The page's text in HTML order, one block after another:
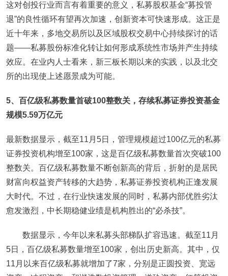
这对创投行业而言有着重要的意义，私募股权基金“募投管
退”的良性循环有望再次加速，创新资本可快速形成。这正是
近十年来，多地交易所以及区域股权交易中心持续探讨的话
题——私募股份标准化转让如何形成系统性市场并产生持续
效应。在业内人士看来，新三板长期以来的实践，以及北交
所的出现使上述愿景成为可能。
5、百亿级私募数量首破100整数关，存续私募证券投资基金
规模5.59万亿元
最新数据显示，截至11月5日，管理规模超过100亿元的私募
证券投资机构增至100家，这是百亿级私募数量首次突破100
整数关。百亿级私募数量不断创新高的背后，折射的是居民
财富向权益资产转移的大趋势，私募证券投资机构正逢发展
大时代。不过，在行业快速发展的同时，私募内部优胜劣汰
愈发激烈，中长期稳健业绩是机构胜出的“必杀技”。
数据显示，今年以来私募头部梯队扩容迅速。截至11月
5日，百亿级私募数量增至100家，创出历史新高。其中，仅
11月以来百亿级私募就增加了7家，分别是正圆投资、宽远